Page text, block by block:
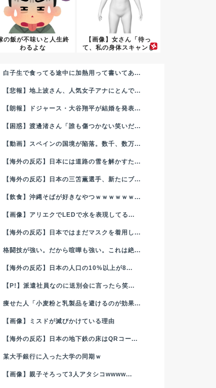
の飯が不味いと人生終
わるよな
【画像】女さん「待っ
て、私の身体スキャンし
白子生で食ってる途中に加熱用って書いてあ...
【悲報】地上波さん、人気女子アナにとんで...
【朗報】ドジャース・大谷翔平が結婚を発表...
【困惑】渡邊渚さん「誰も傷つかない笑いだ...
【動画】スペインの国境が陥落。数千、数万...
【海外の反応】日本には道路の雪を解かすた...
【海外の反応】日本の三笘薫選手、新たにブ...
【飲食】沖縄そばが好きなやつｗｗｗｗｗｗ...
【画像】アリエクでLEDで水を表現してる...
【海外の反応】日本ではまだマスクを着用し...
格闘技が強い。だから喧嘩も強い。これは絶...
【海外の反応】日本の人口の10%以上が8...
【P!】派遣社員なのに送別会に言ったら笑...
痩せた人「小麦粉と乳製品を避けるのが効果...
【画像】ミスドが滅びかけている理由
【海外の反応】日本の地下鉄の床はQRコー...
某大手銀行に入った大学の同期ｗ
【画像】親子そろって3人アタシコwwww...